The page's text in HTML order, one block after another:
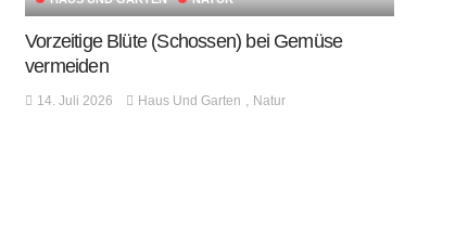
Vorzeitige Blüte (Schossen) bei Gemüse
vermeiden
14. Juli 2026 Haus Und Garten Natur